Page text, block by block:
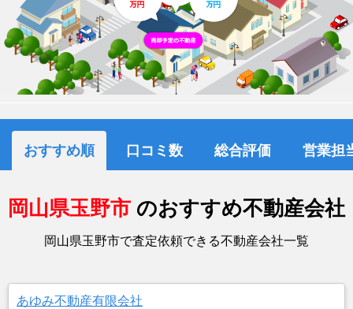
おすすめ順 口コミ数 総合評価 営業担
岡山県玉野市 のおすすめ不動産会社
岡山県玉野市で査定依頼できる不動産会社一覧
あゆみ不動産有限会社